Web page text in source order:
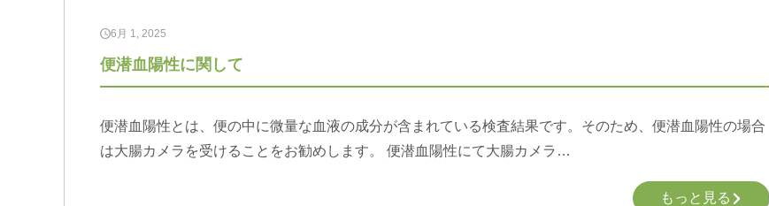
6月 1, 2025
便潜血陽性に関して
便潜血陽性とは、便の中に微量な血液の成分が含まれている検査結果です。そのため、便潜血陽性の場合
は大腸カメラを受けることをお勧めします。 便潜血陽性にて大腸カメラ…
もっと見る